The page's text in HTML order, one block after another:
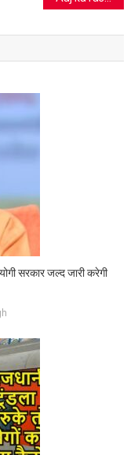
सरकार जल्द जारी करेगी